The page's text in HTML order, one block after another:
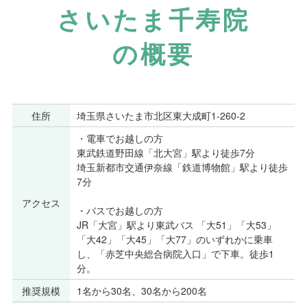
さいたま千寿院
の概要
住所 埼玉県さいたま市北区東大成町1-260-2
アクセス
・電車でお越しの方
東武鉄道野田線「北大宮」駅より徒歩7分
埼玉新都市交通伊奈線「鉄道博物館」駅より徒歩
7分
・バスでお越しの方
JR「大宮」駅より東武バス 「大51」「大53」
「大42」「大45」「大77」のいずれかに乗車
し、「赤芝中央総合病院入口」で下車。徒歩1
分。
推奨規模
1名から30名、30名から200名